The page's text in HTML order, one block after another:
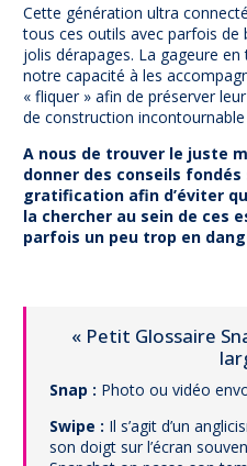
Cette génération ultra
tous ces outils avec parfois de
jolis dérapages. La gageure
notre capacité à les
« fliquer » afin de préserver
de construction
A nous de trouver le juste
donner des conseils
gratification afin d’éviter
la chercher au sein de ces
parfois un peu trop en
« Petit Glossaire
Snap : Photo ou vidéo
Swipe : Il s’agit d’un
son doigt sur l’écran